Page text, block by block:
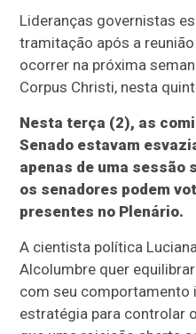
Lideranças governistas
tramitação após a
ocorrer na próxima
Corpus Christi, nesta
Nesta terça (2), as
Senado estavam
apenas de uma sessão
os senadores podem
presentes no Plenário.
A cientista política
Alcolumbre quer
com seu comportamento
estratégia para controlar